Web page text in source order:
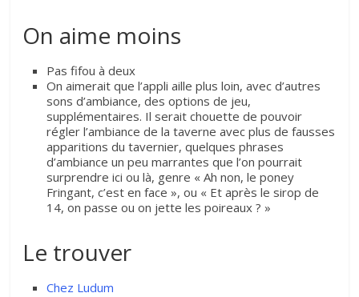
On aime moins
Pas fifou à deux
On aimerait que l’appli aille plus loin, avec d’autres
sons d’ambiance, des options de jeu,
supplémentaires. Il serait chouette de pouvoir
régler l’ambiance de la taverne avec plus de fausses
apparitions du tavernier, quelques phrases
d’ambiance un peu marrantes que l’on pourrait
surprendre ici ou là, genre « Ah non, le poney
Fringant, c’est en face », ou « Et après le sirop de
14, on passe ou on jette les poireaux ? »
Le trouver
Chez Ludum